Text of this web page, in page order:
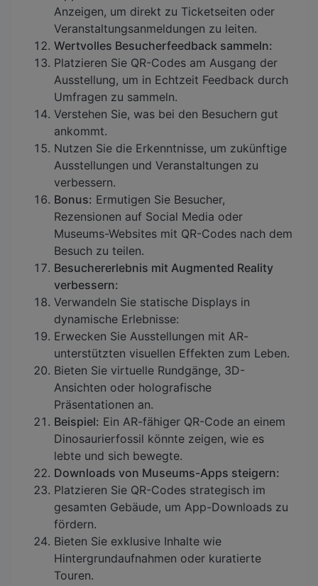
Anzeigen, um direkt zu Ticketseiten oder
Veranstaltungsanmeldungen zu leiten.
Wertvolles Besucherfeedback sammeln:
Platzieren Sie QR-Codes am Ausgang der
Ausstellung, um in Echtzeit Feedback durch
Umfragen zu sammeln.
Verstehen Sie, was bei den Besuchern gut
ankommt.
Nutzen Sie die Erkenntnisse, um zukünftige
Ausstellungen und Veranstaltungen zu
verbessern.
Bonus: Ermutigen Sie Besucher,
Rezensionen auf Social Media oder
Museums-Websites mit QR-Codes nach dem
Besuch zu teilen.
Besuchererlebnis mit Augmented Reality
verbessern:
Verwandeln Sie statische Displays in
dynamische Erlebnisse:
Erwecken Sie Ausstellungen mit AR-
unterstützten visuellen Effekten zum Leben.
Bieten Sie virtuelle Rundgänge, 3D-
Ansichten oder holografische
Präsentationen an.
Beispiel: Ein AR-fähiger QR-Code an einem
Dinosaurierfossil könnte zeigen, wie es
lebte und sich bewegte.
Downloads von Museums-Apps steigern:
Platzieren Sie QR-Codes strategisch im
gesamten Gebäude, um App-Downloads zu
fördern.
Bieten Sie exklusive Inhalte wie
Hintergrundaufnahmen oder kuratierte
Touren.